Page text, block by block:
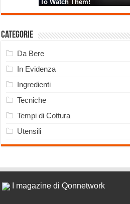
Categorie
Da Bere
In Evidenza
Ingredienti
Tecniche
Tempi di Cottura
Utensili
I magazine di Qonnetwork